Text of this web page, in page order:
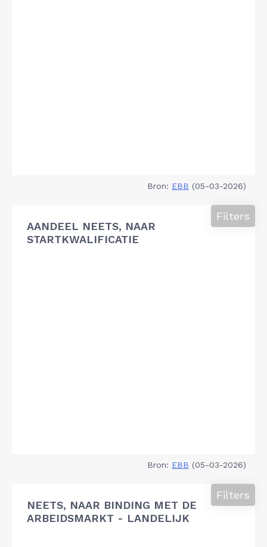
Bron: EBB (05-03-2026)
AANDEEL NEETS, NAAR
STARTKWALIFICATIE
Filters
Bron: EBB (05-03-2026)
NEETS, NAAR BINDING MET DE
ARBEIDSMARKT - LANDELIJK
Filters